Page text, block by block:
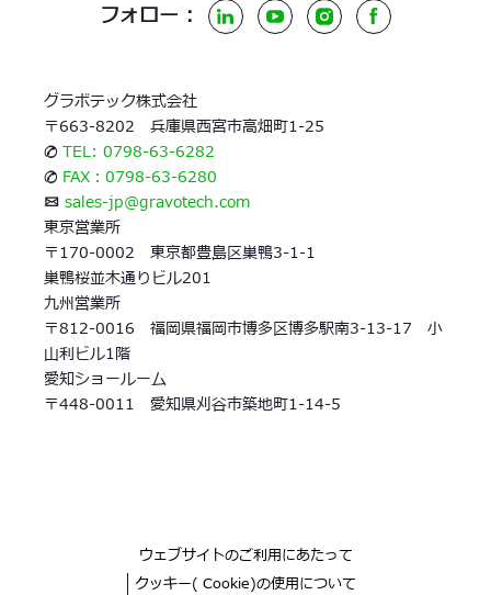
フォロー : LinkedInYouTubeInstagramFacebook
グラボテック株式会社
〒663-8202 兵庫県西宮市高畑町1-25
✆ TEL: 0798-63-6282
✆ FAX：0798-63-6280
✉ sales-jp@gravotech.com
東京営業所
〒170-0002 東京都豊島区巣鴨3-1-1
巣鴨桜並木通りビル201
九州営業所
〒812-0016 福岡県福岡市博多区博多駅南3-13-17 小
山利ビル1階
愛知ショールーム
〒448-0011 愛知県刈谷市築地町1-14-5
ウェブサイトのご利用にあたって
クッキー( Cookie)の使用について